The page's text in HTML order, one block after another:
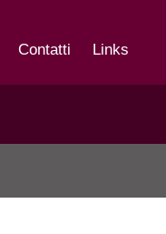
Contatti Links